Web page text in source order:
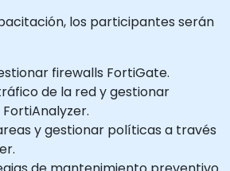
los participantes serán
firewalls FortiGate.
de la red y gestionar
y gestionar políticas a través